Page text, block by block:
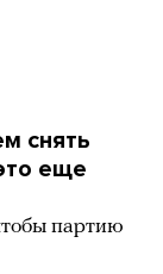
снять
еще
партию